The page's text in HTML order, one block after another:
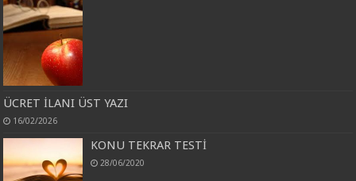
ÜCRET İLANI ÜST YAZI
16/02/2026
KONU TEKRAR TESTİ
28/06/2020